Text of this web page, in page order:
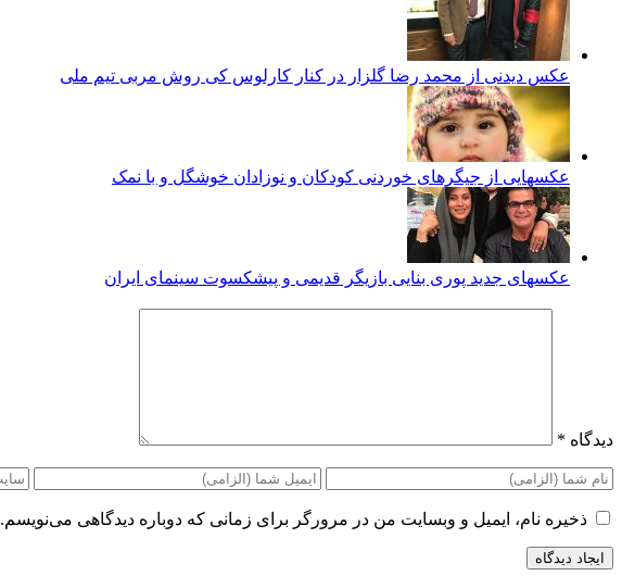
عکس دیدنی از محمد رضا گلزار در کنار کارلوس کی روش مربی تیم ملی
عکسهایی از جیگرهای خوردنی کودکان و نوزادان خوشگل و با نمک
عکسهای جدید پوری بنایی بازیگر قدیمی و پیشکسوت سینمای ایران
دیدگاه *
ذخیره نام، ایمیل و وبسایت من در مرورگر برای زمانی که دوباره دیدگاهی می‌نویسم.